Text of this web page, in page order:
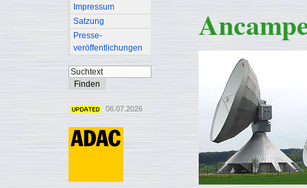
Impressum
Satzung
Presse-
veröffentlichungen
06.07.2026